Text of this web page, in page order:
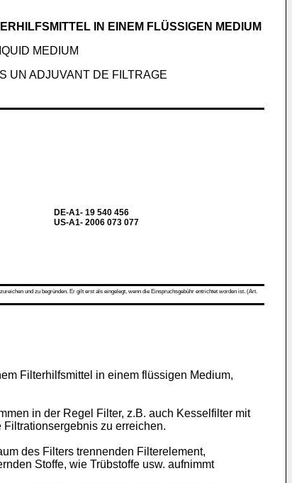
IN EINEM FLÜSSIGEN MEDIUM
MEDIUM
UN ADJUVANT DE FILTRAGE
DE-A1- 19 540 456
US-A1- 2006 073 077
und zu begründen. Er gilt erst als eingelegt, wenn die Einspruchsgebühr entrichtet worden ist. (Art.
Filterhilfsmittel in einem flüssigen Medium,
in der Regel Filter, z.B. auch Kesselfilter mit
zu erreichen.
des Filters trennenden Filterelement,
Stoffe, wie Trübstoffe usw. aufnimmt